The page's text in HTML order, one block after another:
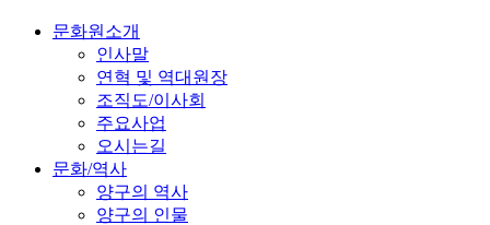
문화원소개
인사말
연혁 및 역대원장
조직도/이사회
주요사업
오시는길
문화/역사
양구의 역사
양구의 인물